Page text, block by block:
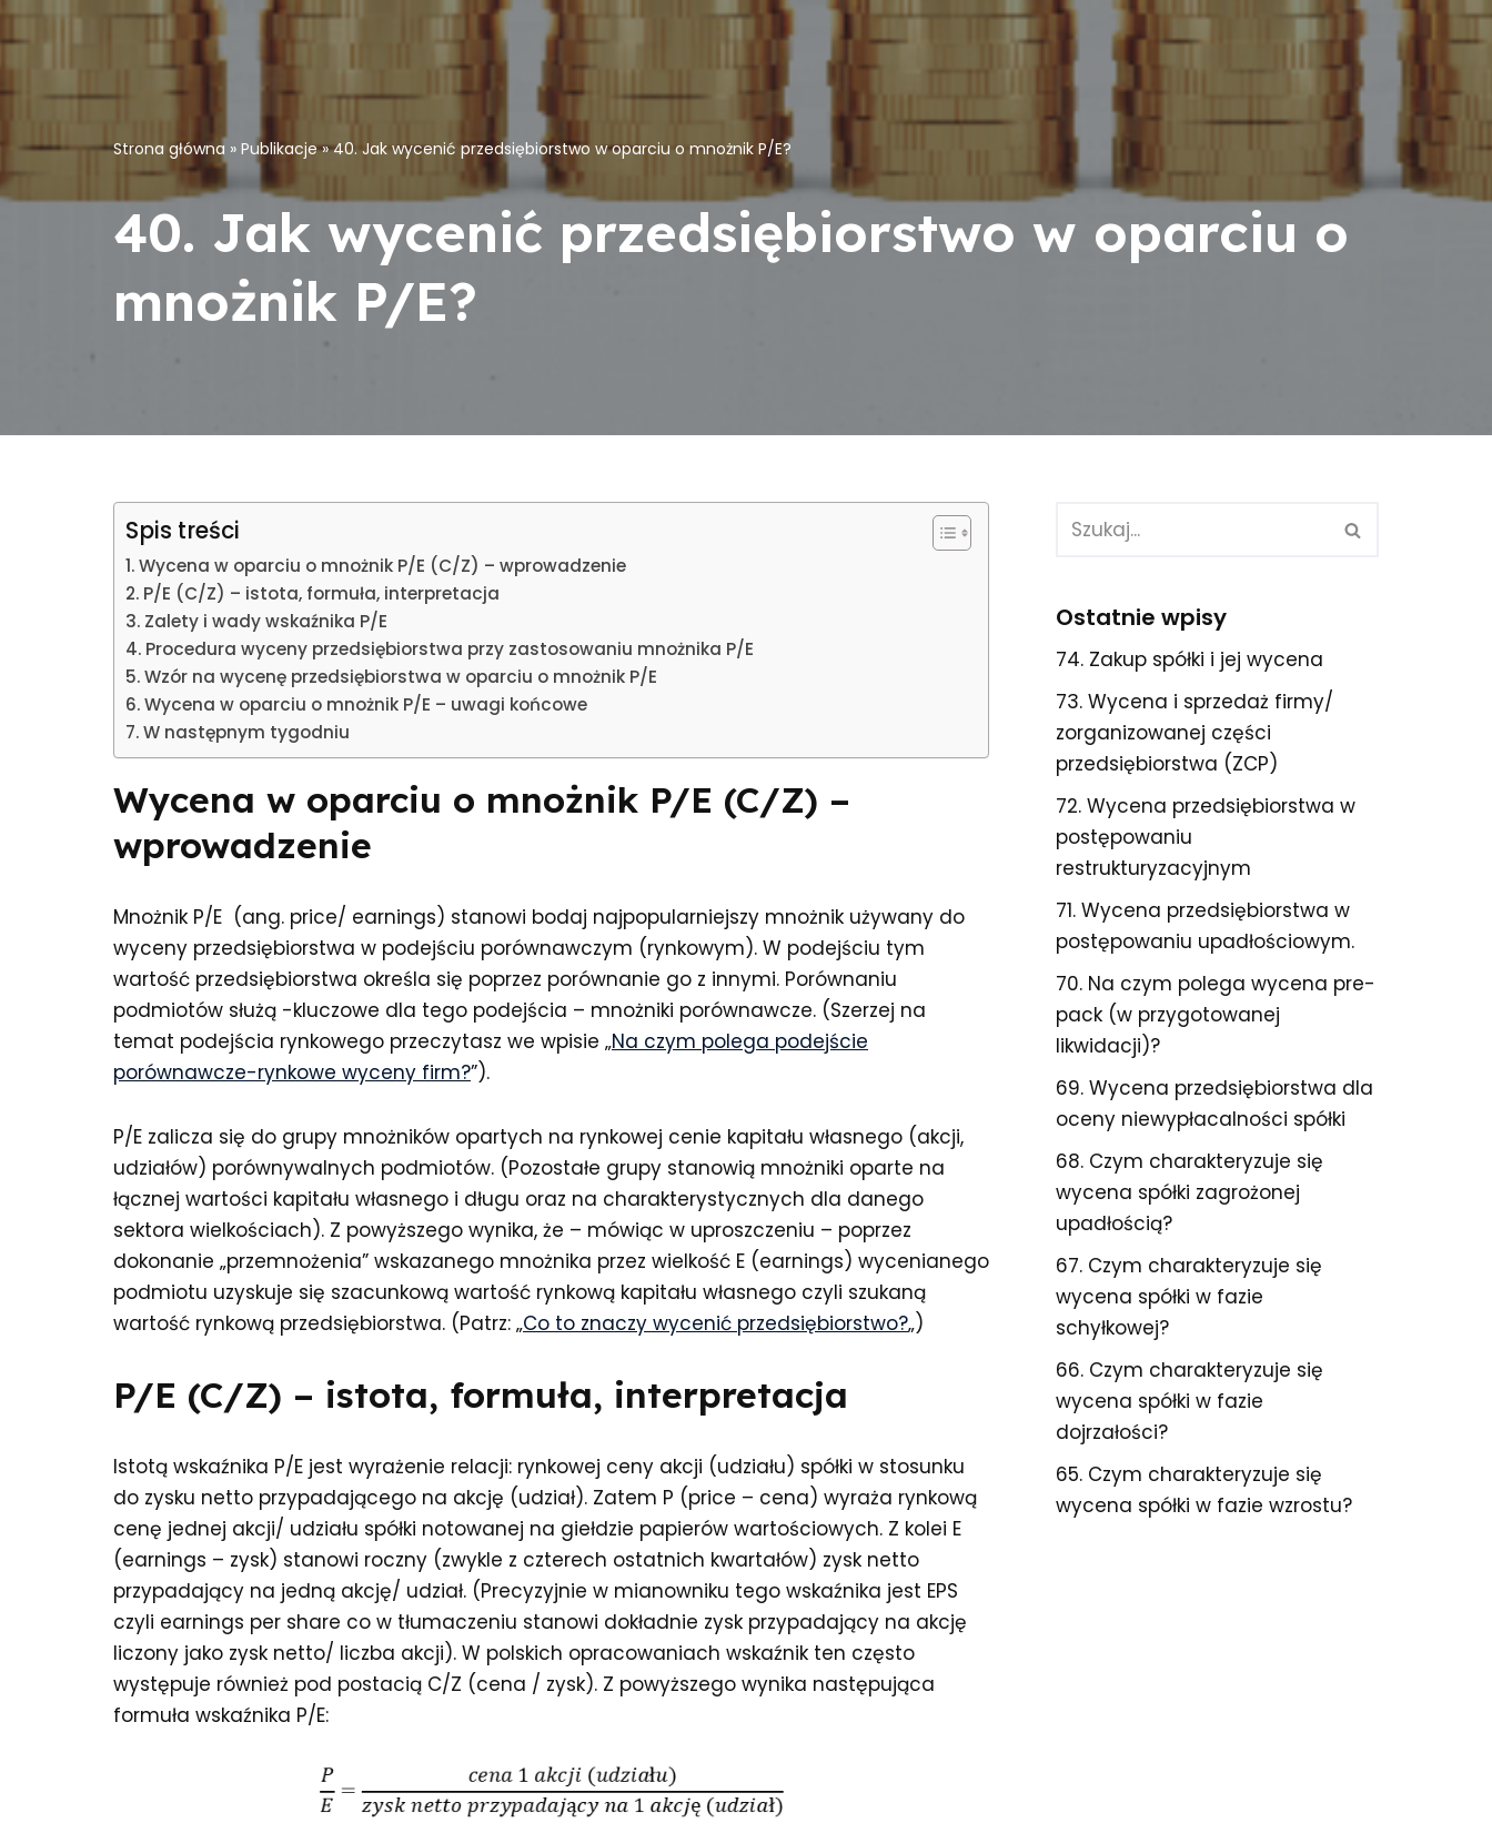
Strona główna » Publikacje»40. Jak wycenić przedsiębiorstwo w oparciu o mnożnik P/E?
40. Jak wycenić przedsiębiorstwo w oparciu o
mnożnik P/E?
Spis treści
Wycena w oparciu o mnożnik P/E (C/Z) – wprowadzenie
P/E (C/Z) – istota, formuła, interpretacja
Zalety i wady wskaźnika P/E
Procedura wyceny przedsiębiorstwa przy zastosowaniu mnożnika P/E
Wzór na wycenę przedsiębiorstwa w oparciu o mnożnik P/E
Wycena w oparciu o mnożnik P/E – uwagi końcowe
W następnym tygodniu
Wycena w oparciu o mnożnik P/E (C/Z) –
wprowadzenie
Mnożnik P/E (ang. price/ earnings) stanowi bodaj najpopularniejszy mnożnik używany do
wyceny przedsiębiorstwa w podejściu porównawczym (rynkowym). W podejściu tym
wartość przedsiębiorstwa określa się poprzez porównanie go z innymi. Porównaniu
podmiotów służą -kluczowe dla tego podejścia – mnożniki porównawcze. (Szerzej na
temat podejścia rynkowego przeczytasz we wpisie „Na czym polega podejście
porównawcze-rynkowe wyceny firm?”).
P/E zalicza się do grupy mnożników opartych na rynkowej cenie kapitału własnego (akcji,
udziałów) porównywalnych podmiotów. (Pozostałe grupy stanowią mnożniki oparte na
łącznej wartości kapitału własnego i długu oraz na charakterystycznych dla danego
sektora wielkościach). Z powyższego wynika, że – mówiąc w uproszczeniu – poprzez
dokonanie „przemnożenia” wskazanego mnożnika przez wielkość E (earnings) wycenianego
podmiotu uzyskuje się szacunkową wartość rynkową kapitału własnego czyli szukaną
wartość rynkową przedsiębiorstwa. (Patrz: „Co to znaczy wycenić przedsiębiorstwo?„)
P/E (C/Z) – istota, formuła, interpretacja
Istotą wskaźnika P/E jest wyrażenie relacji: rynkowej ceny akcji (udziału) spółki w stosunku
do zysku netto przypadającego na akcję (udział). Zatem P (price – cena) wyraża rynkową
cenę jednej akcji/ udziału spółki notowanej na giełdzie papierów wartościowych. Z kolei E
(earnings – zysk) stanowi roczny (zwykle z czterech ostatnich kwartałów) zysk netto
przypadający na jedną akcję/ udział. (Precyzyjnie w mianowniku tego wskaźnika jest EPS
czyli earnings per share co w tłumaczeniu stanowi dokładnie zysk przypadający na akcję
liczony jako zysk netto/ liczba akcji). W polskich opracowaniach wskaźnik ten często
występuje również pod postacią C/Z (cena / zysk). Z powyższego wynika następująca
formuła wskaźnika P/E:
Ostatnie wpisy
74. Zakup spółki i jej wycena
73. Wycena i sprzedaż firmy/
zorganizowanej części
przedsiębiorstwa (ZCP)
72. Wycena przedsiębiorstwa w
postępowaniu
restrukturyzacyjnym
71. Wycena przedsiębiorstwa w
postępowaniu upadłościowym.
70. Na czym polega wycena pre-
pack (w przygotowanej
likwidacji)?
69. Wycena przedsiębiorstwa dla
oceny niewypłacalności spółki
68. Czym charakteryzuje się
wycena spółki zagrożonej
upadłością?
67. Czym charakteryzuje się
wycena spółki w fazie
schyłkowej?
66. Czym charakteryzuje się
wycena spółki w fazie
dojrzałości?
65. Czym charakteryzuje się
wycena spółki w fazie wzrostu?